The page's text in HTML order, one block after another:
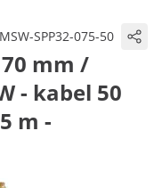
MSW-SPP32-075-50
mm /
- kabel 50
m -